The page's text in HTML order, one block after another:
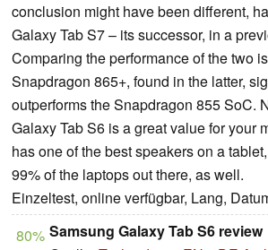
conclusion might have been different,
Galaxy Tab S7 – its successor, in a
Comparing the performance of the two
Snapdragon 865+, found in the latter,
outperforms the Snapdragon 855 SoC.
Galaxy Tab S6 is a great value for your
has one of the best speakers on a
99% of the laptops out there, as well.
Einzeltest, online verfügbar, Lang,
80% Samsung Galaxy Tab S6 review